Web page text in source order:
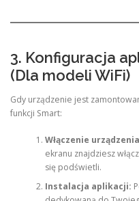
3. Konfiguracja
(Dla modeli WiFi)
Gdy urządzenie jest
funkcji Smart:
Włączenie
ekranu znajdziesz
się podświetli.
Instalacja aplikacji: